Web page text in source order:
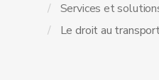
Services et
Le droit au